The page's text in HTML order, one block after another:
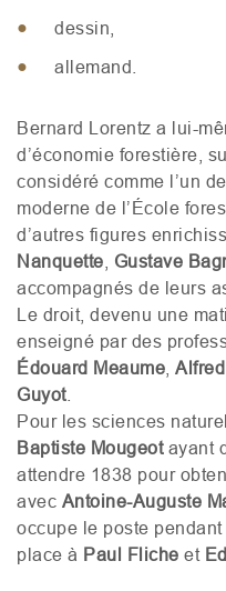
dessin,
allemand
Bernard Lorentz a lui-
d’économie forestière,
considéré comme l’un
moderne de l’École
d’autres figures
Nanquette
Gustave
accompagnés de leurs
Le droit, devenu une
enseigné par des
Édouard Meaume Alfred
Guyot.
Pour les sciences
Baptiste Mougeotayant
attendre 1838 pour
avec Antoine-Auguste
occupe le poste
place à Paul Fliche et